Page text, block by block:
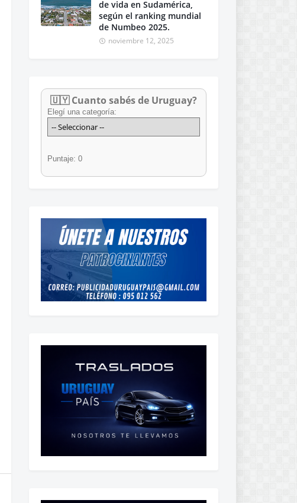
de vida en Sudamérica,
según el ranking mundial
de Numbeo 2025.
noviembre 12, 2025
🇺🇾 Cuanto sabés de Uruguay?
Elegí una categoría:
Puntaje: 0